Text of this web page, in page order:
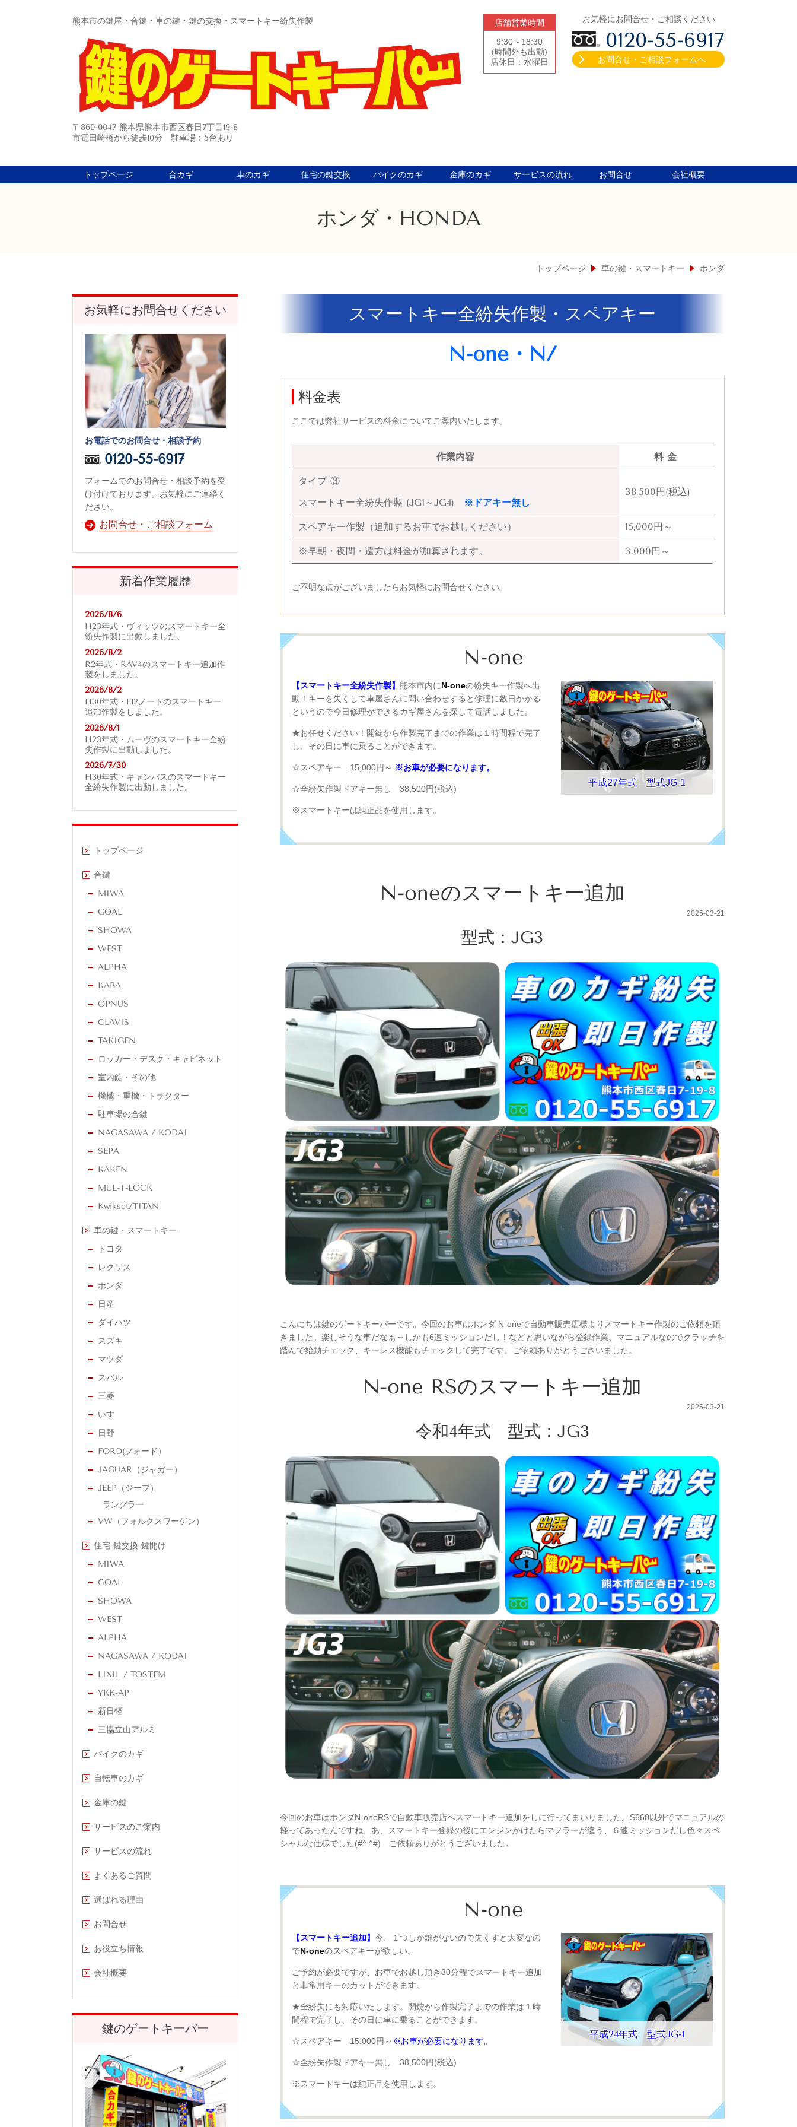
熊本市の鍵屋・合鍵・車の鍵・鍵の交換・スマートキー紛失作製
〒860-0047 熊本県熊本市西区春日7丁目19-8
市電田崎橋から徒歩10分 駐車場：5台あり
店舗営業時間
9:30～18:30
(時間外も出動)
店休日：水曜日
お気軽にお問合せ・ご相談ください
0120-55-6917
お問合せ・ご相談フォームへ
トップページ 合カギ 車のカギ 住宅の鍵交換 バイクのカギ 金庫のカギ サービスの流れ お問合せ 会社概要
ホンダ・HONDA
トップページ 車の鍵・スマートキー ホンダ
スマートキー全紛失作製・スペアキー
N-one・N/
料金表
ここでは弊社サービスの料金についてご案内いたします。
作業内容 料 金
タイプ ③
スマートキー全紛失作製 (JG1～JG4)
※ドアキー無し
38,500円(税込)
スペアキー作製（追加するお車でお越しください） 15,000円～
※早朝・夜間・遠方は料金が加算されます。 3,000円～
ご不明な点がございましたらお気軽にお問合せください。
N-one
平成27年式 型式JG-1
【スマートキー全紛失作製】 熊本市内にN-oneの紛失キー作製へ出
動！キーを失くして車屋さんに問い合わせすると修理に数日かかる
というので今日修理ができるカギ屋さんを探して電話しました。
★お任せください！開錠から作製完了までの作業は１時間程で完了
し、その日に車に乗ることができます。
☆スペアキー 15,000円～ ※お車が必要になります。
☆全紛失作製ドアキー無し 38,500円(税込)
※スマートキーは純正品を使用します。
N-oneのスマートキー追加
2025-03-21
型式：JG3
こんにちは鍵のゲートキーパーです。今回のお車はホンダ N-oneで自動車販売店様よりスマートキー作製のご依頼を頂
きました。楽しそうな車だなぁ～しかも6速ミッションだし！などと思いながら登録作業、マニュアルなのでクラッチを
踏んで始動チェック、キーレス機能もチェックして完了です。ご依頼ありがとうございました。
N-one RSのスマートキー追加
2025-03-21
令和4年式 型式：JG3
今回のお車はホンダN-oneRSで自動車販売店へスマートキー追加をしに行ってまいりました。S660以外でマニュアルの
軽ってあったんですね、あ、スマートキー登録の後にエンジンかけたらマフラーが違う、６速ミッションだし色々スペ
シャルな仕様でした(#^.^#) ご依頼ありがとうございました。
N-one
平成24年式 型式JG-1
【スマートキー追加】 今、１つしか鍵がないので失くすと大変なの
でN-oneのスペアキーが欲しい。
ご予約が必要ですが、お車でお越し頂き30分程でスマートキー追加
と非常用キーのカットができます。
★全紛失にも対応いたします。
開錠から作製完了までの作業は１時
間程で完了し、その日に車に乗ることができます。
☆スペアキー 15,000円～ ※お車が必要になります。
☆全紛失作製ドアキー無し 38,500円(税込)
※スマートキーは純正品を使用します。
お気軽にお問合せください
お電話でのお問合せ・相談予約
0120-55-6917
フォームでのお問合せ・相談予約を受
け付けております。お気軽にご連絡く
ださい。
お問合せ・ご相談フォーム
新着作業履歴
2026/8/6
H23年式・ヴィッツのスマートキー全
紛失作製に出動しました。
2026/8/2
R2年式・RAV4のスマートキー追加作
製をしました。
2026/8/2
H30年式・E12ノートのスマートキー
追加作製をしました。
2026/8/1
H23年式・ムーヴのスマートキー全紛
失作製に出動しました。
2026/7/30
H30年式・キャンバスのスマートキー
全紛失作製に出動しました。
トップページ
合鍵
MIWA
GOAL
SHOWA
WEST
ALPHA
KABA
OPNUS
CLAVIS
TAKIGEN
ロッカー・デスク・キャビネット
室内錠・その他
機械・重機・トラクター
駐車場の合鍵
NAGASAWA / KODAI
SEPA
KAKEN
MUL-T-LOCK
Kwikset/TITAN
車の鍵・スマートキー
トヨタ
レクサス
ホンダ
日産
ダイハツ
スズキ
マツダ
スバル
三菱
いすゞ
日野
FORD(フォード）
JAGUAR（ジャガー）
JEEP（ジープ）
ラングラー
VW（フォルクスワーゲン）
住宅 鍵交換 鍵開け
MIWA
GOAL
SHOWA
WEST
ALPHA
NAGASAWA / KODAI
LIXIL / TOSTEM
YKK-AP
新日軽
三協立山アルミ
バイクのカギ
自転車のカギ
金庫の鍵
サービスのご案内
サービスの流れ
よくあるご質問
選ばれる理由
お問合せ
お役立ち情報
会社概要
鍵のゲートキーパー